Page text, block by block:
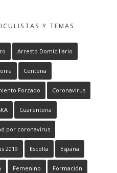
Y TEMAS
Arresto Domiciliario
Centena
Forzado Coronavirus
Cuarentena
por coronavirus
2019 Escolta España
Femenino Formación